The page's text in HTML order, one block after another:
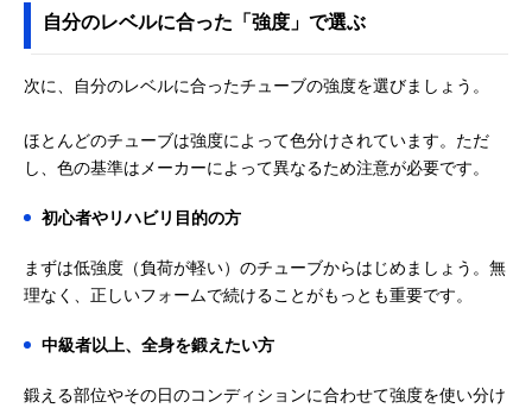
自分のレベルに合った「強度」で選ぶ
次に、自分のレベルに合ったチューブの強度を選びましょう。
ほとんどのチューブは強度によって色分けされています。ただ
し、色の基準はメーカーによって異なるため注意が必要です。
初心者やリハビリ目的の方
まずは低強度（負荷が軽い）のチューブからはじめましょう。無
理なく、正しいフォームで続けることがもっとも重要です。
中級者以上、全身を鍛えたい方
鍛える部位やその日のコンディションに合わせて強度を使い分け